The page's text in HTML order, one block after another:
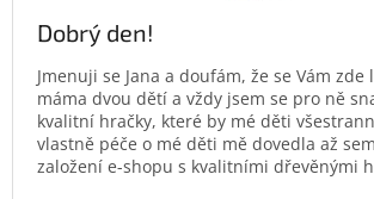
Dobrý den!
Jmenuji se Jana a doufám, že se Vám zde
máma dvou dětí a vždy jsem se pro ně
kvalitní hračky, které by mé děti
vlastně péče o mé děti mě dovedla až
založení e-shopu s kvalitními dřevěnými